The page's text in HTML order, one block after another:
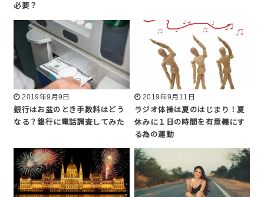
必要？
2019年9月9日
銀行はお盆のとき手数料はどう
なる？銀行に電話調査してみた
2019年9月11日
ラジオ体操は夏のはじまり！夏
休みに１日の時間を有意義にす
る為の運動